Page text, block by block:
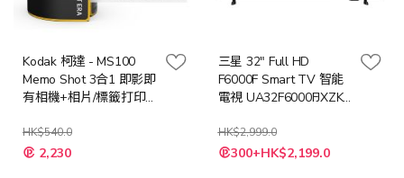
Kodak 柯達 - MS100
Memo Shot 3合1 即影即
有相機+相片/標籤打印
HK$540.0
2,230
三星 32" Full HD
F6000F Smart TV 智能
電視 UA32F6000FJXZK
HK$2,999.0
特
殊 300+HK$2,199.0